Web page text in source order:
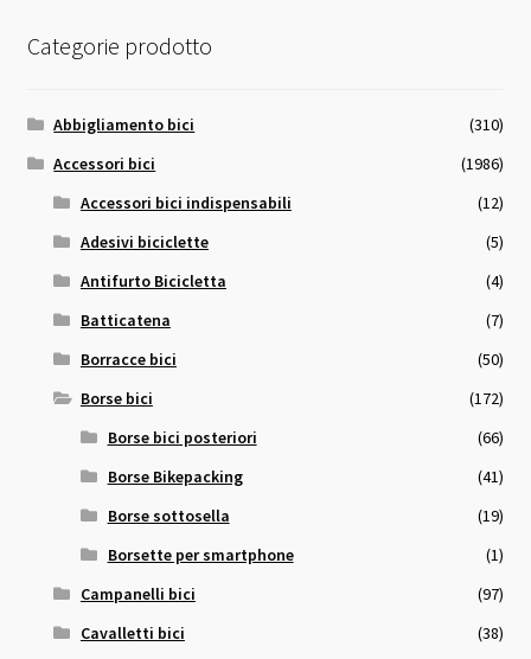
Categorie prodotto
Abbigliamento bici
(310)
Accessori bici
(1986)
Accessori bici indispensabili
(12)
Adesivi biciclette
(5)
Antifurto Bicicletta
(4)
Batticatena
(7)
Borracce bici
(50)
Borse bici
(172)
Borse bici posteriori
(66)
Borse Bikepacking
(41)
Borse sottosella
(19)
Borsette per smartphone
(1)
Campanelli bici
(97)
Cavalletti bici
(38)